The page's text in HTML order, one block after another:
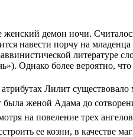
женский демон ночи.
навести порчу на
литературе
Однако более вероятно,
Лилит
была женой Адама до
на повеление трех
ее козни, в качестве